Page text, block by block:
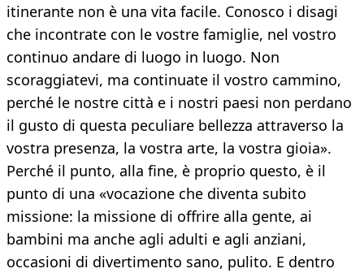
itinerante non è una vita facile. Conosco i disagi
che incontrate con le vostre famiglie, nel vostro
continuo andare di luogo in luogo. Non
scoraggiatevi, ma continuate il vostro cammino,
perché le nostre città e i nostri paesi non perdano
il gusto di questa peculiare bellezza attraverso la
vostra presenza, la vostra arte, la vostra gioia».
Perché il punto, alla fine, è proprio questo, è il
punto di una «vocazione che diventa subito
missione: la missione di offrire alla gente, ai
bambini ma anche agli adulti e agli anziani,
occasioni di divertimento sano, pulito. E dentro